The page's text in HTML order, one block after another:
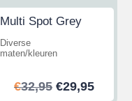
Multi Spot Grey
Diverse
maten/kleuren
€32,95 €29,95